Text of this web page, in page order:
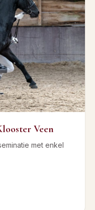
Veen
met enkel